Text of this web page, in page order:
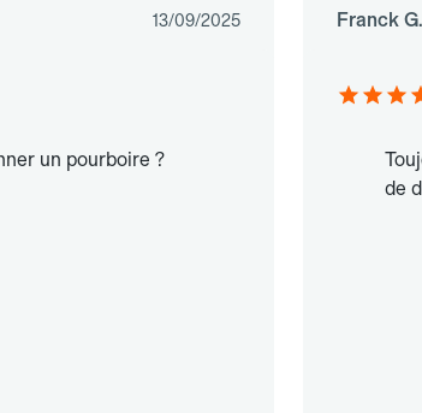
13/09/2025 Franck G.
un pourboire ?
de